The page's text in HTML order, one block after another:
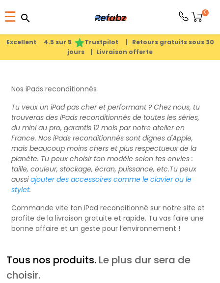
Excellent 4.5 sur 5 Trustpilot | Retours gratuits sous 30
jours | Livraison offerte
Basculer
la
navigation
☰ search
0
search
Nos iPads reconditionnés
Tu veux un iPad pas cher et performant ? Chez nous, tu
trouveras des iPads reconditionnés de toutes les séries,
du mini au pro, garantis 12 mois par notre atelier en
France. Nos iPads reconditionnés sont dignes d'Apple,
mais beaucoup moins chers et plus respectueux de la
planète. Tu peux choisir ton modèle selon tes envies :
taille, couleur, stockage, écran, puissance, etc.Tu peux
aussiajouter des accessoires comme le clavier ou le
stylet.
Commande vite ton iPad reconditionné sur notre site et
profite de la livraison gratuite et rapide. Tu vas faire une
bonne affaire et un geste pour l’environnement !
Tous nos produits. Le plus dur sera de
choisir.
search
PRODUITS
APPLE
PIÈCES
DÉTACHÉES
MEILLEURES
VENTES
A
PROPOS
MON